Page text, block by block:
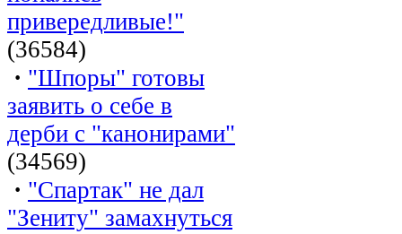
привередливые!"
(36584)
· "Шпоры" готовы
заявить о себе в
дерби с "канонирами"
(34569)
· "Спартак" не дал
"Зениту" замахнуться